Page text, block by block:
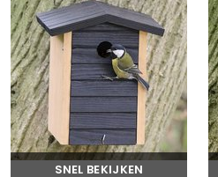
SNEL BEKIJKEN